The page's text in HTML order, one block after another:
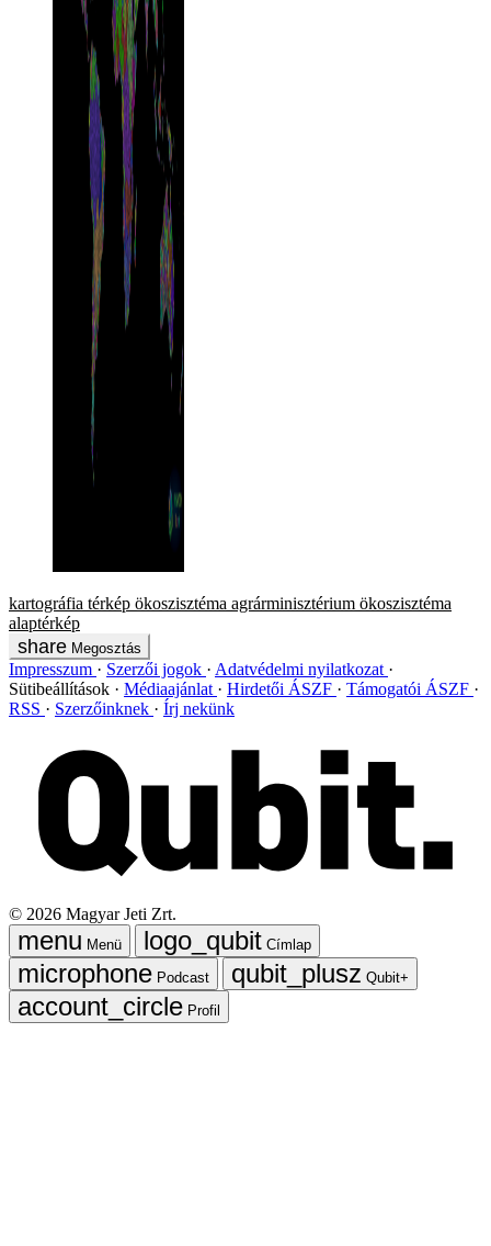
kartográfia térkép ökoszisztéma agrárminisztérium ökoszisztéma
alaptérkép
Megosztás
Impresszum Szerzői jogok
Adatvédelmi nyilatkozat
Sütibeállítások
Médiaajánlat Hirdetői ÁSZF
Támogatói ÁSZF
RSS
Szerzőinknek Írj nekünk
© 2026 Magyar Jeti Zrt.
Menü
Címlap
Podcast
Qubit+
Profil